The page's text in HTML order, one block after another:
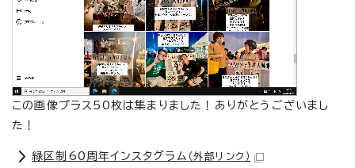
この画像プラス50枚は集まりました！ありがとうございまし
た！
緑区制60周年インスタグラム （外部リンク）